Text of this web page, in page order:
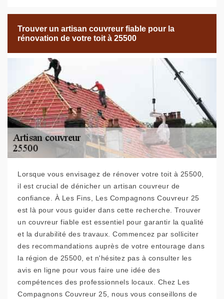
Trouver un artisan couvreur fiable pour la
rénovation de votre toit à 25500
Lorsque vous envisagez de rénover votre toit à 25500,
il est crucial de dénicher un artisan couvreur de
confiance. À Les Fins, Les Compagnons Couvreur 25
est là pour vous guider dans cette recherche. Trouver
un couvreur fiable est essentiel pour garantir la qualité
et la durabilité des travaux. Commencez par solliciter
des recommandations auprès de votre entourage dans
la région de 25500, et n'hésitez pas à consulter les
avis en ligne pour vous faire une idée des
compétences des professionnels locaux. Chez Les
Compagnons Couvreur 25, nous vous conseillons de